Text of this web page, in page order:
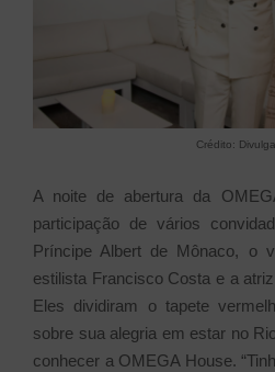
Crédito:
A noite de abertura da
participação de vários
Príncipe Albert de Mônaco, o
estilista Francisco Costa e a
Eles dividiram o tapete
sobre sua alegria em estar no
conhecer a OMEGA House.